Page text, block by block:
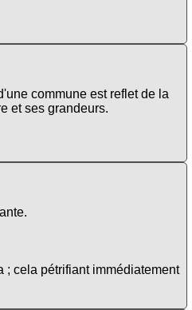
commune est reflet de la
et ses grandeurs.
; cela pétrifiant immédiatement